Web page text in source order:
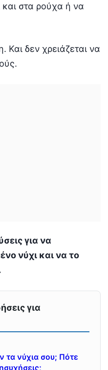
και στα ρούχα ή να
Και δεν χρειάζεται να
για να
νύχι και να το
για
τα νύχια σου; Πότε